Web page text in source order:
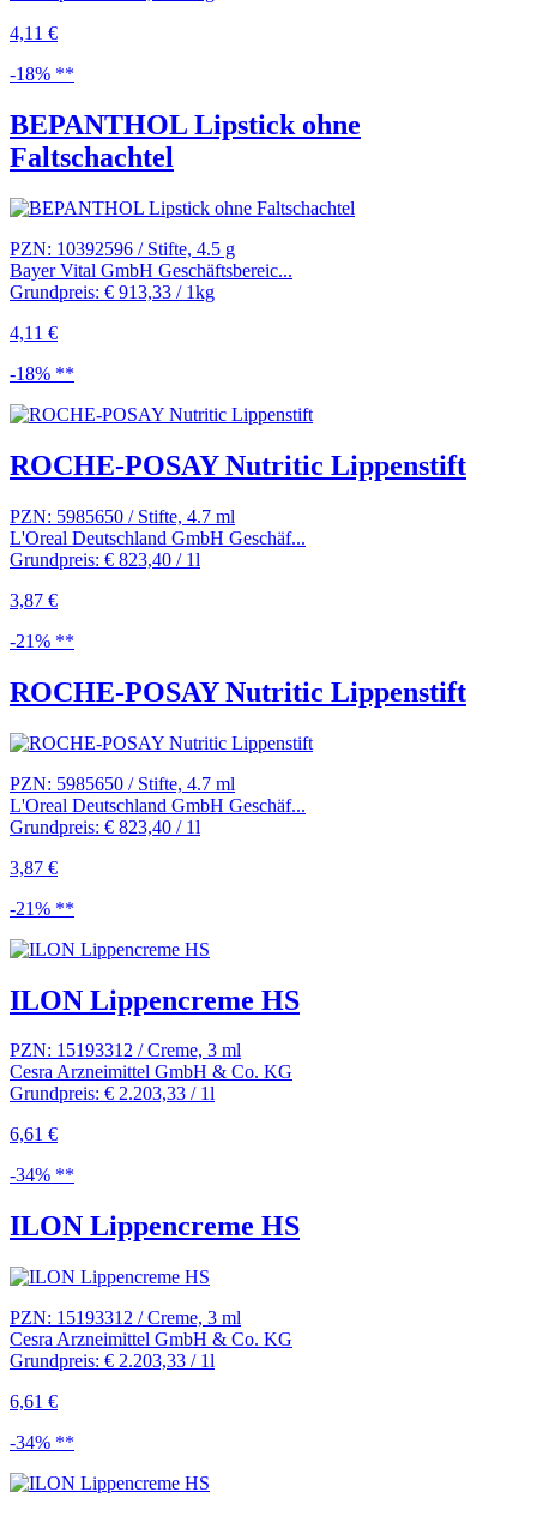
4,11 €
-18% **
BEPANTHOL Lipstick ohne
Faltschachtel
PZN: 10392596 / Stifte, 4.5 g
Bayer Vital GmbH Geschäftsbereic...
Grundpreis: € 913,33 / 1kg
4,11 €
-18% **
ROCHE-POSAY Nutritic Lippenstift
PZN: 5985650 / Stifte, 4.7 ml
L'Oreal Deutschland GmbH Geschäf...
Grundpreis: € 823,40 / 1l
3,87 €
-21% **
ROCHE-POSAY Nutritic Lippenstift
PZN: 5985650 / Stifte, 4.7 ml
L'Oreal Deutschland GmbH Geschäf...
Grundpreis: € 823,40 / 1l
3,87 €
-21% **
ILON Lippencreme HS
PZN: 15193312 / Creme, 3 ml
Cesra Arzneimittel GmbH & Co. KG
Grundpreis: € 2.203,33 / 1l
6,61 €
-34% **
ILON Lippencreme HS
PZN: 15193312 / Creme, 3 ml
Cesra Arzneimittel GmbH & Co. KG
Grundpreis: € 2.203,33 / 1l
6,61 €
-34% **